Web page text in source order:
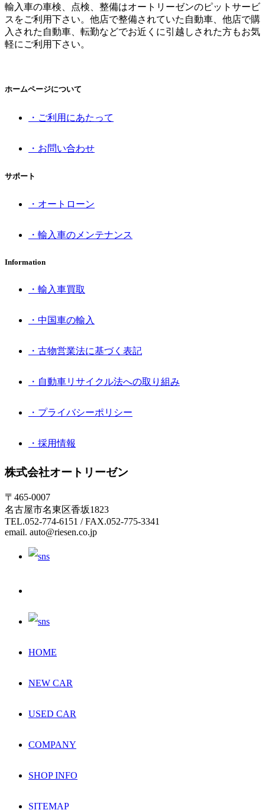
輸入車の車検、点検、整備はオートリーゼンのピットサービ
スをご利用下さい。他店で整備されていた自動車、他店で購
入された自動車、転勤などでお近くに引越しされた方もお気
軽にご利用下さい。
ホームページについて
・ご利用にあたって
・お問い合わせ
サポート
・オートローン
・輸入車のメンテナンス
Information
・輸入車買取
・中国車の輸入
・古物営業法に基づく表記
・自動車リサイクル法への取り組み
・プライバシーポリシー
・採用情報
株式会社オートリーゼン
〒465-0007
名古屋市名東区香坂1823
TEL.052-774-6151 / FAX.052-775-3341
email. auto@riesen.co.jp
HOME
NEW CAR
USED CAR
COMPANY
SHOP INFO
SITEMAP